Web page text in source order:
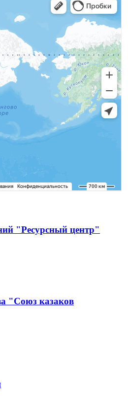
"Ресурсный центр"
"Союз казаков